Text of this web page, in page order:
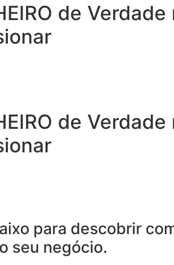
de
de
para descobrir
seu negócio.